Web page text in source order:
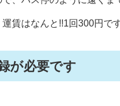
賃はなんと!!1回300円です
が必要です